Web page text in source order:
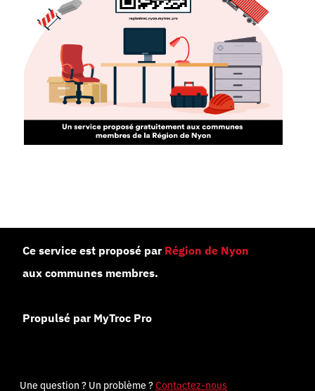
Ce service est proposé par Région de Nyon
aux communes membres.
Propulsé par MyTroc Pro
Une question ? Un problème ?Contactez-nous